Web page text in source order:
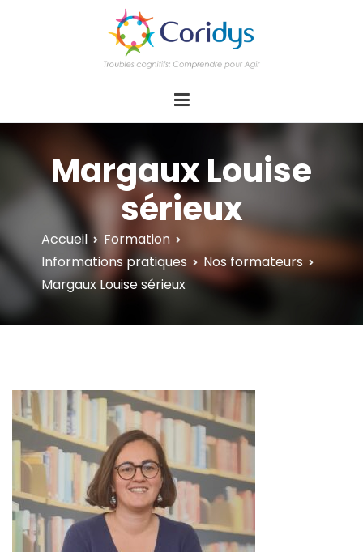
d'actions Information Accompagnement
Innovation/E­xpertise Formations autour des
troubles cognitifs dys ou acquis
Margaux Louise
sérieux
Accueil
Formation
Informations pratiques
Nos formateurs
Margaux Louise sérieux